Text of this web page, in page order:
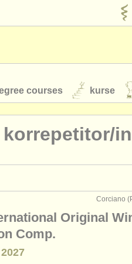
courses kurse
in
Corciano
Original
Comp.
2027